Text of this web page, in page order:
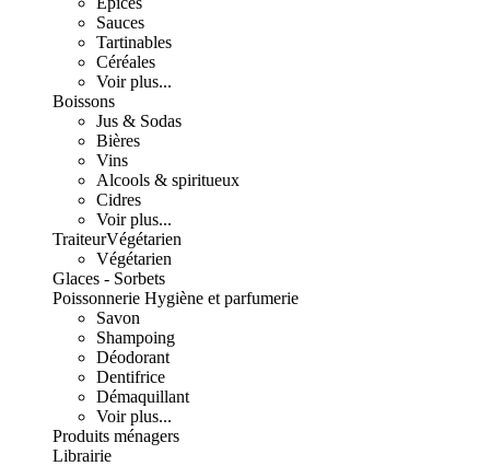
Sauces
Tartinables
Céréales
Voir plus...
Boissons
Jus & Sodas
Bières
Vins
Alcools & spiritueux
Cidres
Voir plus...
TraiteurVégétarien
Végétarien
Glaces - Sorbets
Poissonnerie Hygiène et parfumerie
Savon
Shampoing
Déodorant
Dentifrice
Démaquillant
Voir plus...
Produits ménagers
Librairie